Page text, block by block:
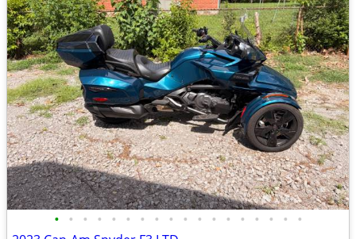
• • • • • • • • • • • • • • • • • •